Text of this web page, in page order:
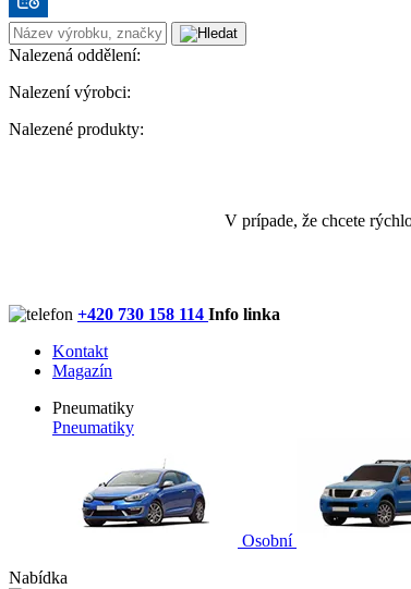
Nalezená oddělení:
Nalezení výrobci:
Nalezené produkty:
V prípade, že chcete
+420 730 158 114 Info linka
Kontakt
Magazín
Pneumatiky
Pneumatiky
Osobní
Nabídka